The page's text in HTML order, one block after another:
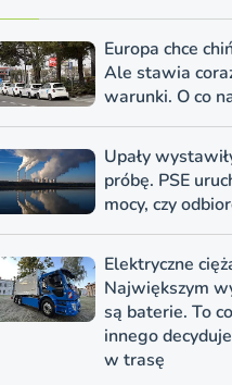
Europa chce
Ale stawia
warunki. O co
Upały
próbę. PSE
mocy, czy
Elektryczne
Największym
są baterie. To
innego
w trasę